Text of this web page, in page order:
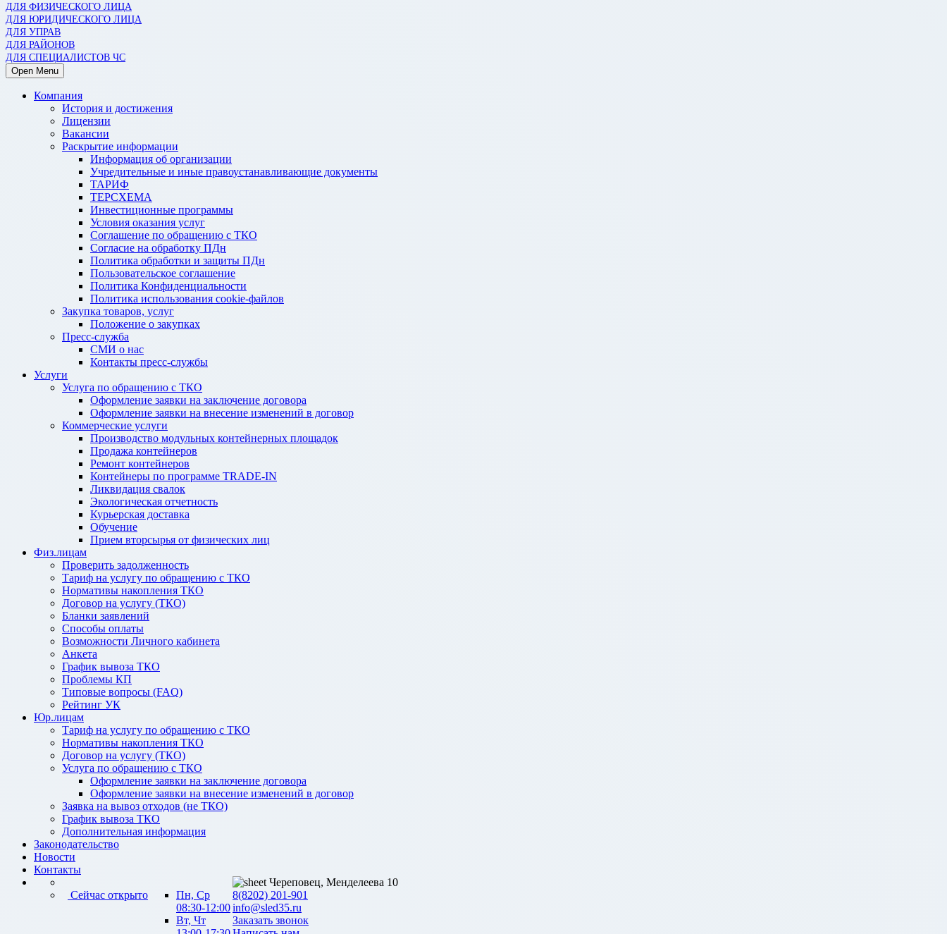
ДЛЯ ФИЗИЧЕСКОГО ЛИЦА
ДЛЯ ЮРИДИЧЕСКОГО ЛИЦА
ДЛЯ УПРАВ
ДЛЯ РАЙОНОВ
ДЛЯ СПЕЦИАЛИСТОВ ЧС
Open Menu
Компания
История и достижения
Лицензии
Вакансии
Раскрытие информации
Информация об организации
Учредительные и иные правоустанавливающие документы
ТАРИФ
ТЕРСХЕМА
Инвестиционные программы
Условия оказания услуг
Соглашение по обращению с ТКО
Согласие на обработку ПДн
Политика обработки и защиты ПДн
Пользовательское соглашение
Политика Конфиденциальности
Политика использования cookie-файлов
Закупка товаров, услуг
Положение о закупках
Пресс-служба
СМИ о нас
Контакты пресс-службы
Услуги
Услуга по обращению с ТКО
Оформление заявки на заключение договора
Оформление заявки на внесение изменений в договор
Коммерческие услуги
Производство модульных контейнерных площадок
Продажа контейнеров
Ремонт контейнеров
Контейнеры по программе TRADE-IN
Ликвидация свалок
Экологическая отчетность
Курьерская доставка
Обучение
Прием вторсырья от физических лиц
Физ.лицам
Проверить задолженность
Тариф на услугу по обращению с ТКО
Нормативы накопления ТКО
Договор на услугу (ТКО)
Бланки заявлений
Способы оплаты
Возможности Личного кабинета
Анкета
График вывоза ТКО
Проблемы КП
Типовые вопросы (FAQ)
Рейтинг УК
Юр.лицам
Тариф на услугу по обращению с ТКО
Нормативы накопления ТКО
Договор на услугу (ТКО)
Услуга по обращению с ТКО
Оформление заявки на заключение договора
Оформление заявки на внесение изменений в договор
Заявка на вывоз отходов (не ТКО)
График вывоза ТКО
Дополнительная информация
Законодательство
Новости
Контакты
Сейчас открыто
Пн, Ср
08:30-12:00
Вт, Чт
Череповец, Менделеева 10
8(8202) 201-901
info@sled35.ru
Заказать звонок